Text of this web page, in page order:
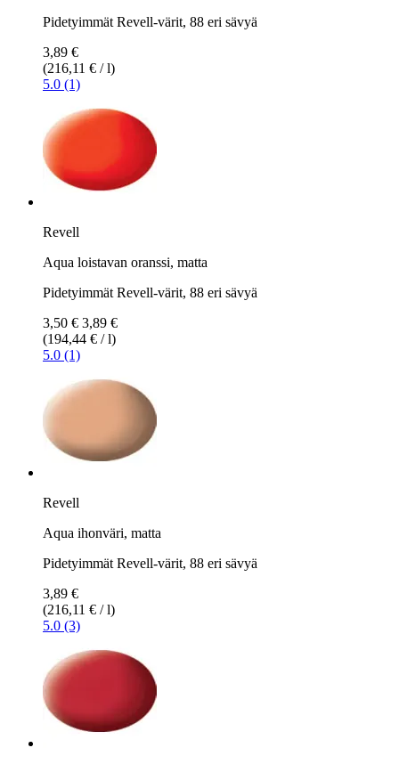
Pidetyimmät Revell-värit, 88 eri sävyä
3,89 €
(216,11 € / l)
5.0 (1)
Revell
Aqua loistavan oranssi, matta
Pidetyimmät Revell-värit, 88 eri sävyä
3,50 € 3,89 €
(194,44 € / l)
5.0 (1)
Revell
Aqua ihonväri, matta
Pidetyimmät Revell-värit, 88 eri sävyä
3,89 €
(216,11 € / l)
5.0 (3)